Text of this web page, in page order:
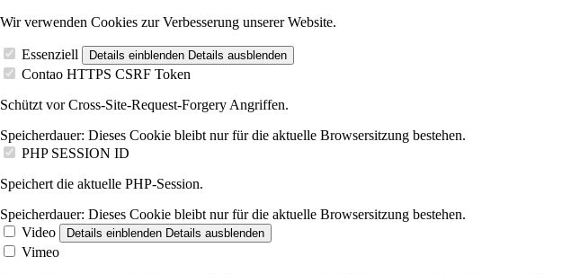
Wir verwenden Cookies zur Verbesserung unserer Website.
Essenziell Details einblenden Details ausblenden
Contao HTTPS CSRF Token
Schützt vor Cross-Site-Request-Forgery Angriffen.
Speicherdauer: Dieses Cookie bleibt nur für die aktuelle Browsersitzung bestehen.
PHP SESSION ID
Speichert die aktuelle PHP-Session.
Speicherdauer: Dieses Cookie bleibt nur für die aktuelle Browsersitzung bestehen.
Video
Details einblenden Details ausblenden
Vimeo